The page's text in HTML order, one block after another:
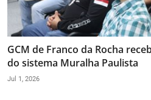
GCM de Franco da Rocha
do sistema Muralha Paulista
Jul 1, 2026